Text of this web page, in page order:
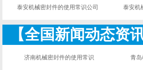
泰安机械密封件的使用常识公司 泰安机
【全国新闻动态资讯
济南机械密封件的使用常识 青